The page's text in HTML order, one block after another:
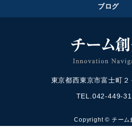
ブログ
東京都西東京市富士町２
TEL.042-449-
Copyright © チーム